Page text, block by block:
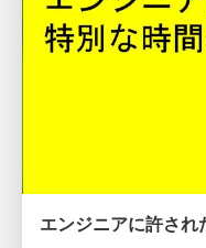
エンジニアに許され